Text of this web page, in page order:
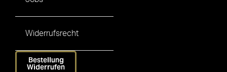
Widerrufsrecht
Bestellung
Widerrufen